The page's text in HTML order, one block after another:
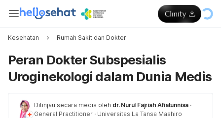
Kesehatan Rumah Sakit dan Dokter
Peran Dokter Subspesialis
Uroginekologi dalam Dunia Medis
Ditinjau secara medis oleh dr. Nurul Fajriah Afiatunnisa ·
General Practitioner · Universitas La Tansa Mashiro